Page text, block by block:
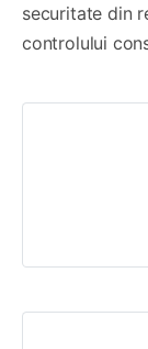
securitate din
controlului